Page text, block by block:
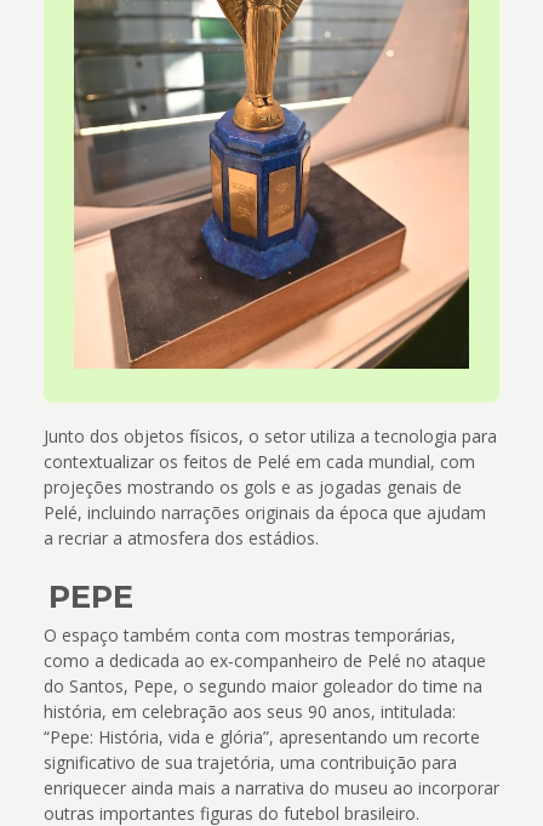
Junto dos objetos físicos, o setor utiliza a tecnologia para
contextualizar os feitos de Pelé em cada mundial, com
projeções mostrando os gols e as jogadas genais de
Pelé, incluindo narrações originais da época que ajudam
a recriar a atmosfera dos estádios.
PEPE
O espaço também conta com mostras temporárias,
como a dedicada ao ex-companheiro de Pelé no ataque
do Santos, Pepe, o segundo maior goleador do time na
história, em celebração aos seus 90 anos, intitulada:
“Pepe: História, vida e glória”, apresentando um recorte
significativo de sua trajetória, uma contribuição para
enriquecer ainda mais a narrativa do museu ao incorporar
outras importantes figuras do futebol brasileiro.